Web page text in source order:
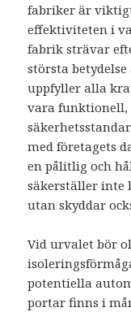
fabriker är
effektiviteten i
fabrik strävar
största
uppfyller alla
vara funktionell,
med företagets
en pålitlig och
säkerställer inte
utan skyddar
Vid urvalet bör
potentiella
portar finns i